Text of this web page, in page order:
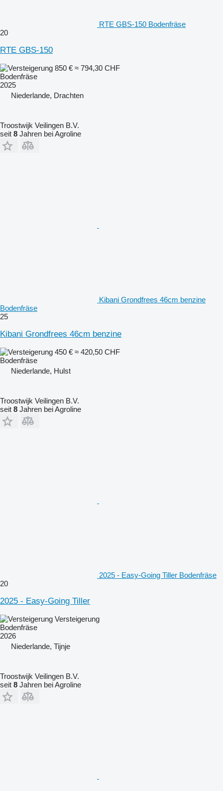
RTE GBS-150 Bodenfräse
20
RTE GBS-150
850 € ≈ 794,30 CHF
Bodenfräse
2025
Niederlande, Drachten
Troostwijk Veilingen B.V.
seit 8 Jahren bei Agroline
Kibani Grondfrees 46cm benzine
Bodenfräse
25
Kibani Grondfrees 46cm benzine
450 € ≈ 420,50 CHF
Bodenfräse
Niederlande, Hulst
Troostwijk Veilingen B.V.
seit 8 Jahren bei Agroline
2025 - Easy-Going Tiller Bodenfräse
20
2025 - Easy-Going Tiller
Versteigerung
Bodenfräse
2026
Niederlande, Tijnje
Troostwijk Veilingen B.V.
seit 8 Jahren bei Agroline